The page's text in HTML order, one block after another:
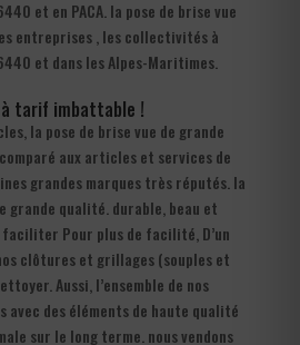
et en PACA. la pose de brise vue
entreprises , les collectivités à
et dans les Alpes-Maritimes.
à tarif imbattable !
la pose de brise vue de grande
aux articles et services de
grandes marques très réputés. la
grande qualité. durable, beau et
Pour plus de facilité, D’un
clôtures et grillages (souples et
Aussi, l’ensemble de nos
des éléments de haute qualité
sur le long terme. nous vendons